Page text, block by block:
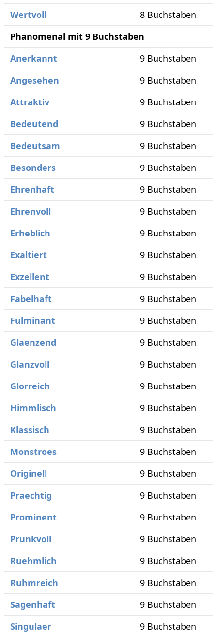
Wertvoll
8 Buchstaben
Phänomenal mit 9 Buchstaben
Anerkannt
9 Buchstaben
Angesehen
9 Buchstaben
Attraktiv
9 Buchstaben
Bedeutend
9 Buchstaben
Bedeutsam
9 Buchstaben
Besonders
9 Buchstaben
Ehrenhaft
9 Buchstaben
Ehrenvoll
9 Buchstaben
Erheblich
9 Buchstaben
Exaltiert
9 Buchstaben
Exzellent
9 Buchstaben
Fabelhaft
9 Buchstaben
Fulminant
9 Buchstaben
Glaenzend
9 Buchstaben
Glanzvoll
9 Buchstaben
Glorreich
9 Buchstaben
Himmlisch
9 Buchstaben
Klassisch
9 Buchstaben
Monstroes
9 Buchstaben
Originell
9 Buchstaben
Praechtig
9 Buchstaben
Prominent
9 Buchstaben
Prunkvoll
9 Buchstaben
Ruehmlich
9 Buchstaben
Ruhmreich
9 Buchstaben
Sagenhaft
9 Buchstaben
Singulaer
9 Buchstaben